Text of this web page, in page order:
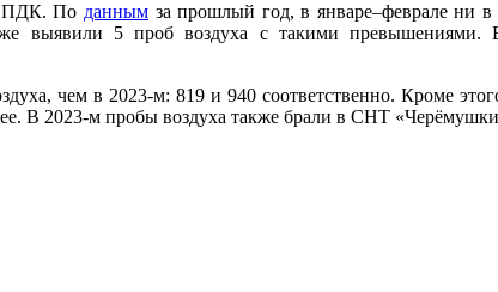
ПДК. По даннымза прошлый год, в январе–феврале ни
выявили 5 проб воздуха с такими
чем в 2023-м: 819 и 940 соответственно. Кроме
В 2023-м пробы воздуха также брали в СНТ